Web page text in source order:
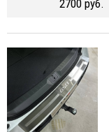
2700 руб.